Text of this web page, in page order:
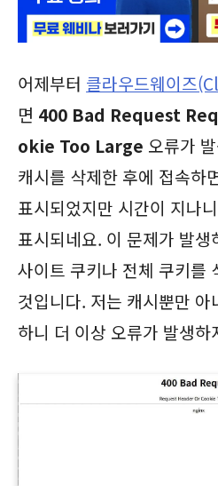
어제부터 클라우드웨이즈
면 400 Bad Request
okie Too Large 오류가
캐시를 삭제한 후에 접속하
표시되었지만 시간이 지나
표시되네요. 이 문제가 발
사이트 쿠키나 전체 쿠키를
것입니다. 저는 캐시뿐만
하니 더 이상 오류가 발생하